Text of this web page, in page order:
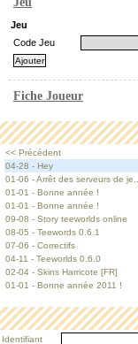
<< Précédent
04-28 - Hey
01-06 - Arrêt des serveurs de je...
01-01 - Bonne année !
01-01 - Bonne année !
09-08 - Story teeworlds online
08-05 - Teewords 0.6.1
07-06 - Correctifs
04-11 - Teeworlds 0.6.0
02-04 - Skins Harricote [FR]
01-01 - Bonne année 2011 !
Identifiant
Jeu
Code Jeu
Fiche Joueur